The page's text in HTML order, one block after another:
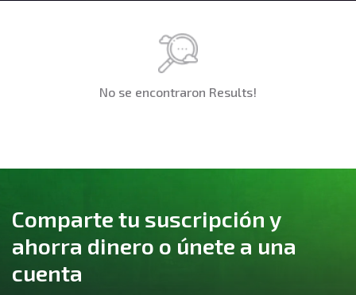
No se encontraron Results!
Comparte tu suscripción y
ahorra dinero o únete a una
cuenta